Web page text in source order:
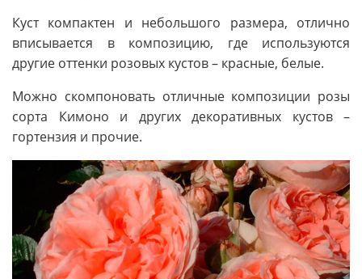
Куст компактен и небольшого размера, отлично
вписывается в композицию, где используются
другие оттенки розовых кустов – красные, белые.
Можно скомпоновать отличные композиции розы
сорта Кимоно и других декоративных кустов –
гортензия и прочие.